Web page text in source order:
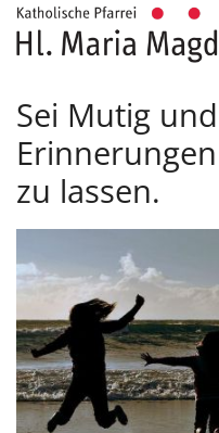
Zum Inhalt springen
Sei Mutig
zu lassen.